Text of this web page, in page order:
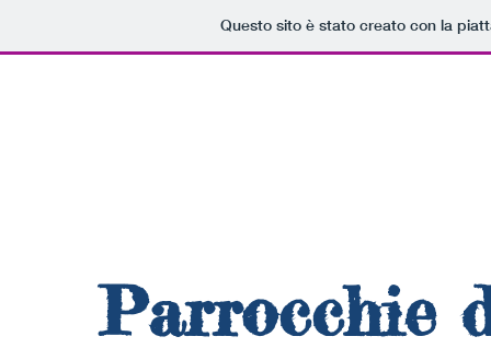
Questo sito è stato creato con la
Parrocchie